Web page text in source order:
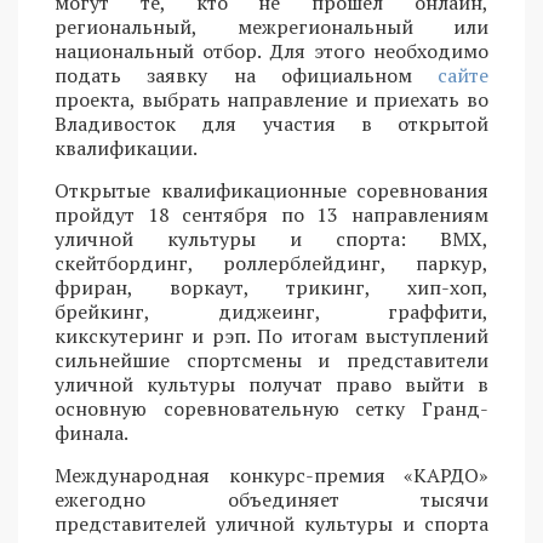
региональный, межрегиональный или
национальный отбор. Для этого необходимо
подать заявку на официальном сайте
проекта, выбрать направление и приехать во
Владивосток для участия в открытой
квалификации.
Открытые квалификационные соревнования
пройдут 18 сентября по 13 направлениям
уличной культуры и спорта: BMX,
скейтбординг, роллерблейдинг, паркур,
фриран, воркаут, трикинг, хип-хоп,
брейкинг, диджеинг, граффити,
кикскутеринг и рэп. По итогам выступлений
сильнейшие спортсмены и представители
уличной культуры получат право выйти в
основную соревновательную сетку Гранд-
финала.
Международная конкурс-премия «КАРДО»
ежегодно объединяет тысячи
представителей уличной культуры и спорта